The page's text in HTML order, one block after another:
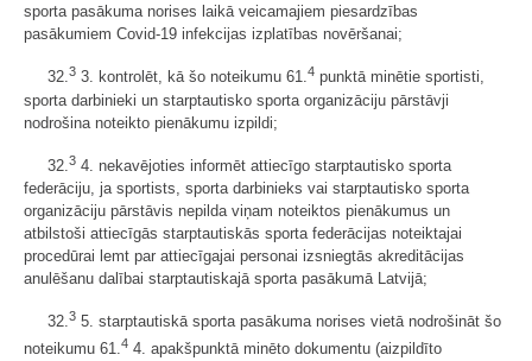
sporta pasākuma norises laikā veicamajiem piesardzības
pasākumiem Covid-19 infekcijas izplatības novēršanai;
32.3 3. kontrolēt, kā šo noteikumu 61.4 punktā minētie sportisti,
sporta darbinieki un starptautisko sporta organizāciju pārstāvji
nodrošina noteikto pienākumu izpildi;
32.3 4. nekavējoties informēt attiecīgo starptautisko sporta
federāciju, ja sportists, sporta darbinieks vai starptautisko sporta
organizāciju pārstāvis nepilda viņam noteiktos pienākumus un
atbilstoši attiecīgās starptautiskās sporta federācijas noteiktajai
procedūrai lemt par attiecīgajai personai izsniegtās akreditācijas
anulēšanu dalībai starptautiskajā sporta pasākumā Latvijā;
32.3 5. starptautiskā sporta pasākuma norises vietā nodrošināt šo
noteikumu 61.4 4. apakšpunktā minēto dokumentu (aizpildīto